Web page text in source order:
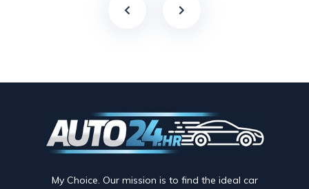
My Choice. Our mission is to find the ideal car